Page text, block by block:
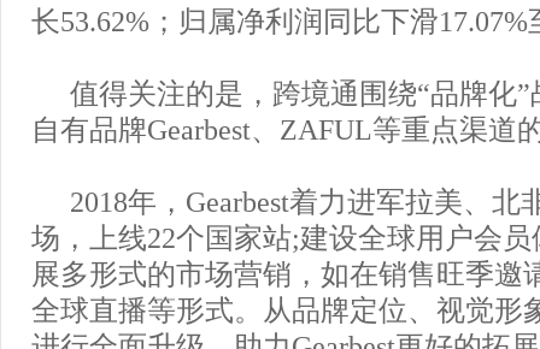
长53.62%；归属净利润同比下滑17.07%
值得关注的是，跨境通围绕“品牌化
自有品牌Gearbest、ZAFUL等重点渠道
2018年，Gearbest着力进军拉美、北
场，上线22个国家站;建设全球用户会
展多形式的市场营销，如在销售旺季邀
全球直播等形式。从品牌定位、视觉形